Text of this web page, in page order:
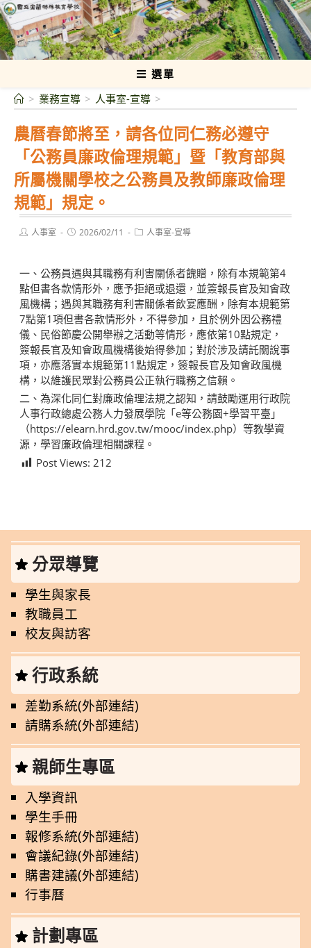
跳
轉
至
主
國立宜蘭特殊教育學校
選單
農曆春節將至，請各位同仁務必遵守
「公務員廉政倫理規範」暨「教育部與
所屬機關學校之公務員及教師廉政倫理
規範」規定。
> 業務宣導 > 人事室-宣導 >
Post人事室
Post2026/02/11
Post人事室-宣導
一、公務員遇與其職務有利害關係者餽贈，除有本規範第4
點但書各款情形外，應予拒絕或退還，並簽報長官及知會政
風機構；遇與其職務有利害關係者飲宴應酬，除有本規範第
7點第1項但書各款情形外，不得參加，且於例外因公務禮
儀、民俗節慶公開舉辦之活動等情形，應依第10點規定，
簽報長官及知會政風機構後始得參加；對於涉及請託關說事
項，亦應落實本規範第11點規定，簽報長官及知會政風機
構，以維護民眾對公務員公正執行職務之信賴。
二、為深化同仁對廉政倫理法規之認知，請鼓勵運用行政院
人事行政總處公務人力發展學院「e等公務園+學習平臺」
（https://elearn.hrd.gov.tw/mooc/index.php）等教學資
源，學習廉政倫理相關課程。
Post Views: 212
分眾導覽
學生與家長
教職員工
校友與訪客
行政系統
差勤系統(外部連結)
請購系統(外部連結)
親師生專區
入學資訊
學生手冊
報修系統(外部連結)
會議紀錄(外部連結)
購書建議(外部連結)
行事曆
計劃專區